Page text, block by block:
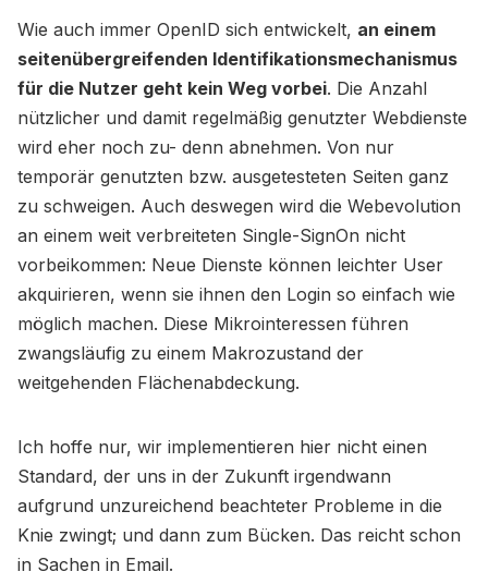
Wie auch immer OpenID sich entwickelt, an einem
seitenübergreifenden Identifikationsmechanismus
für die Nutzer geht kein Weg vorbei. Die Anzahl
nützlicher und damit regelmäßig genutzter Webdienste
wird eher noch zu- denn abnehmen. Von nur
temporär genutzten bzw. ausgetesteten Seiten ganz
zu schweigen. Auch deswegen wird die Webevolution
an einem weit verbreiteten Single-SignOn nicht
vorbeikommen: Neue Dienste können leichter User
akquirieren, wenn sie ihnen den Login so einfach wie
möglich machen. Diese Mikrointeressen führen
zwangsläufig zu einem Makrozustand der
weitgehenden Flächenabdeckung.
Ich hoffe nur, wir implementieren hier nicht einen
Standard, der uns in der Zukunft irgendwann
aufgrund unzureichend beachteter Probleme in die
Knie zwingt; und dann zum Bücken. Das reicht schon
in Sachen in Email.